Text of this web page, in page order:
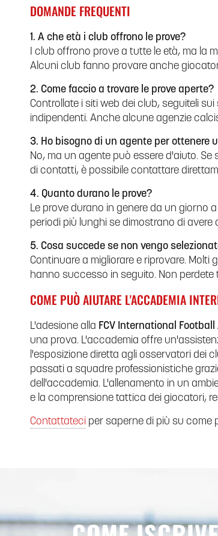
DOMANDE FREQUENTI
1. A che età i club offrono le prove?
I club offrono prove a tutte le età, ma la
Alcuni club fanno provare anche
2. Come faccio a trovare le prove aperte?
Controllate i siti web dei club, seguiteli
indipendenti. Anche alcune agenzie
3. Ho bisogno di un agente per ottenere
No, ma un agente può essere d'aiuto.
di contatti, è possibile contattare
4. Quanto durano le prove?
Le prove durano in genere da un giorno
periodi più lunghi se dimostrano di avere
5. Cosa succede se non vengo
Continuare a migliorare e riprovare.
hanno successo in seguito. Non
COME PUÒ AIUTARE L'ACCADEMIA
L'adesione alla FCV International
una prova. L'accademia offre
l'esposizione diretta agli osservatori dei
passati a squadre professionistiche
dell'accademia. L'allenamento in un
e la comprensione tattica dei giocatori,
Contattateci per saperne di più su come